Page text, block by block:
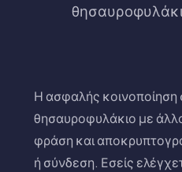
Η ασφαλής κοινοποίηση
θησαυροφυλάκιο με
φράση και
ή σύνδεση. Εσείς